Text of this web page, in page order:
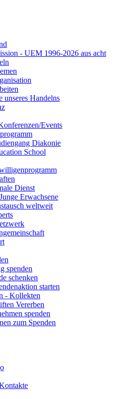
- UEM 1996-2026 aus acht
unseres Handelns
Events
Diakonie
School
Dienst
Erwachsene
weltweit
spenden
schenken
starten
- Kollekten
Vererben
spenden
zum Spenden